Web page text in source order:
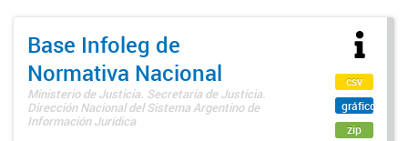
Base Infoleg de
Normativa Nacional
Ministerio de Justicia. Secretaría de Justicia.
Dirección Nacional del Sistema Argentino de
Información Jurídica
csv
gráfico
zip